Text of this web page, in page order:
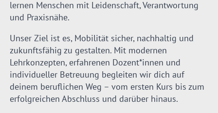
lernen Menschen mit Leidenschaft, Verantwortung
und Praxisnähe.
Unser Ziel ist es, Mobilität sicher, nachhaltig und
zukunftsfähig zu gestalten. Mit modernen
Lehrkonzepten, erfahrenen Dozent*innen und
individueller Betreuung begleiten wir dich auf
deinem beruflichen Weg – vom ersten Kurs bis zum
erfolgreichen Abschluss und darüber hinaus.